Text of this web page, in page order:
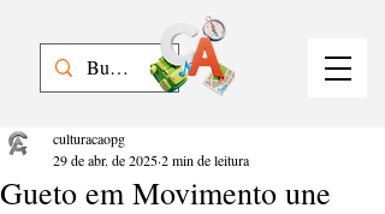
Gueto em Movimento une
culturacaopg
29 de abr. de 20252 min de leitura